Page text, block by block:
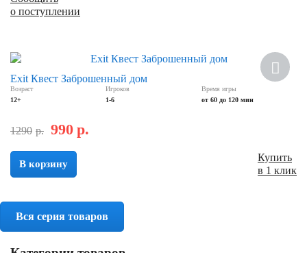
о поступлении
Exit Квест Заброшенный дом
Возраст
12+
Игроков
1-6
Время игры
от 60 до 120 мин
1290 р. 990 р.
В корзину
Купить
в 1 клик
Вся серия товаров